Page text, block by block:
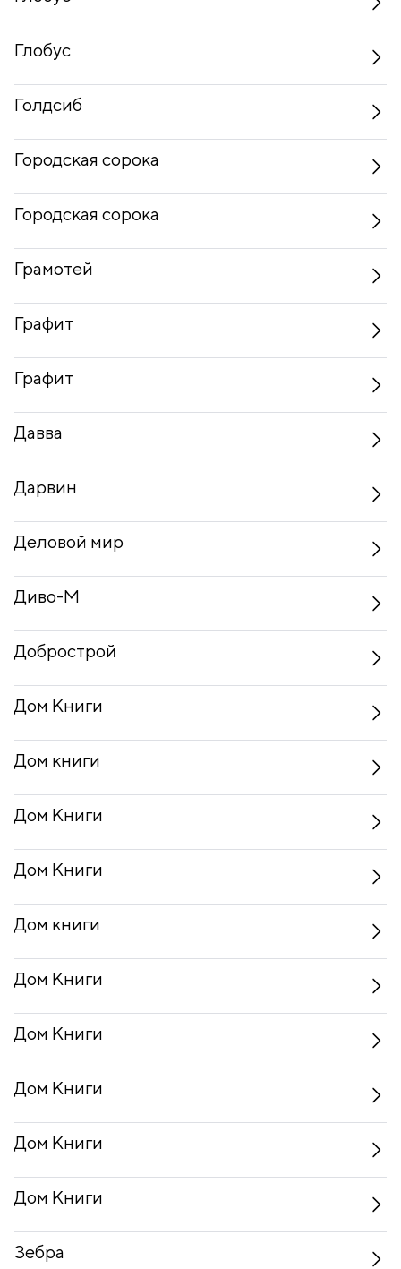
Глобус
Голдсиб
Городская сорока
Городская сорока
Грамотей
Графит
Графит
Давва
Дарвин
Деловой мир
Диво-М
Добрострой
Дом Книги
Дом книги
Дом Книги
Дом Книги
Дом книги
Дом Книги
Дом Книги
Дом Книги
Дом Книги
Дом Книги
Зебра